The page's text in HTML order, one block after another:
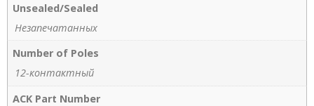
Unsealed/Sealed
Незапечатанных
Number of Poles
12-контактный
ACK Part Number